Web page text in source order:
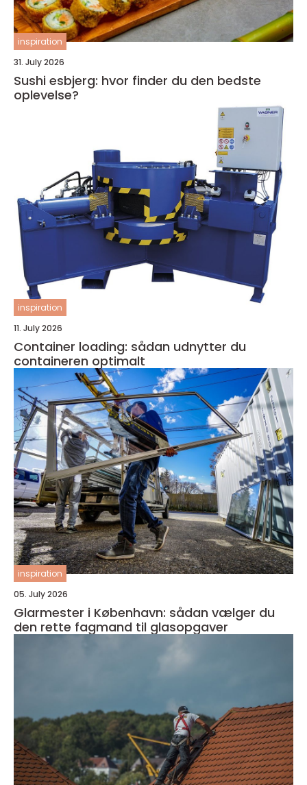
inspiration
31. July 2026
Sushi esbjerg: hvor finder du den bedste
oplevelse?
inspiration
11. July 2026
Container loading: sådan udnytter du
containeren optimalt
inspiration
05. July 2026
Glarmester i København: sådan vælger du
den rette fagmand til glasopgaver